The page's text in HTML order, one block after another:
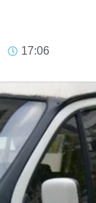
17:06